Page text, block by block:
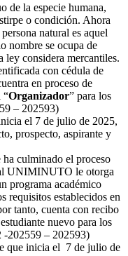
de la especie humana,
o condición. Ahora
natural es aquel
nombre se ocupa de
ley considera mercantiles.
con cédula de
en proceso de
“Organizador” para los
– 202593)
el 7 de julio de 2025,
prospecto, aspirante y
ha culminado el proceso
UNIMINUTO le otorga
programa académico
requisitos establecidos en
tanto, cuenta con recibo
nuevo para los
202559 – 202593)
que inicia el 7 de julio de